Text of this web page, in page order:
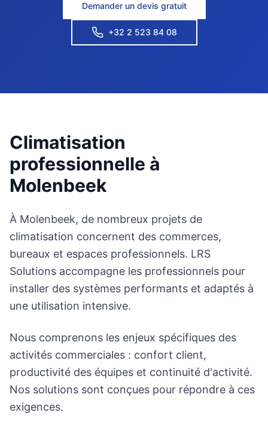
Demander un devis gratuit
+32 2 523 84 08
Climatisation
professionnelle à
Molenbeek
À Molenbeek, de nombreux projets de
climatisation concernent des commerces,
bureaux et espaces professionnels. LRS
Solutions accompagne les professionnels pour
installer des systèmes performants et adaptés à
une utilisation intensive.
Nous comprenons les enjeux spécifiques des
activités commerciales : confort client,
productivité des équipes et continuité d'activité.
Nos solutions sont conçues pour répondre à ces
exigences.